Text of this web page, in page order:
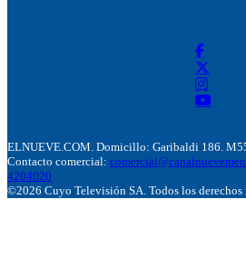
ELNUEVE.COM. Domicillo: Garibaldi 186.
Contacto comercial:
4204020
©2026 Cuyo Televisión SA. Todos los derechos